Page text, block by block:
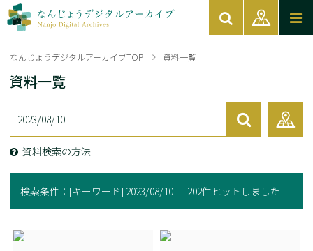
なんじょうデジタルアーカイブTOP 資料一覧
資料一覧
資料検索の方法
検索条件： [キーワード] 2023/08/10 202件ヒットしました